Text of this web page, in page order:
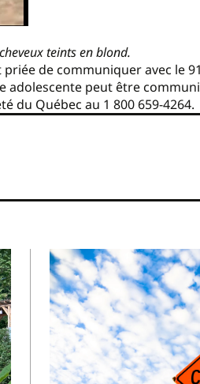
teints en blond.
de communiquer avec le
peut être
du Québec au 1 800 659-4264.